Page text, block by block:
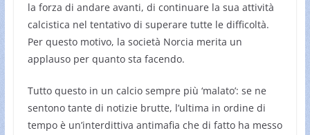
la forza di andare avanti, di continuare la sua attività
calcistica nel tentativo di superare tutte le difficoltà.
Per questo motivo, la società Norcia merita un
applauso per quanto sta facendo.
Tutto questo in un calcio sempre più ‘malato’: se ne
sentono tante di notizie brutte, l’ultima in ordine di
tempo è un’interdittiva antimafia che di fatto ha messo